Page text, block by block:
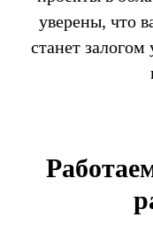
уверены, что
станет